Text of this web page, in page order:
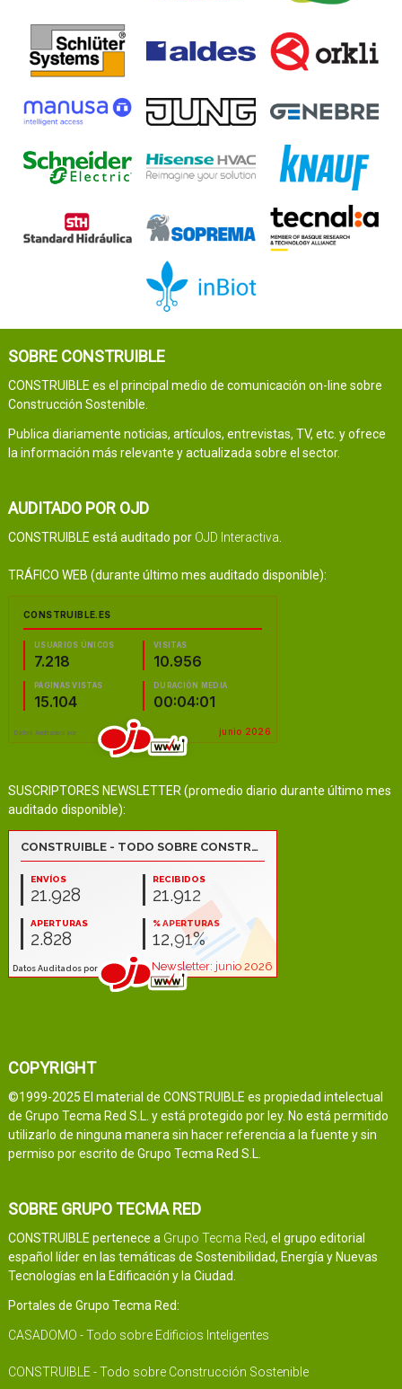
SOBRE CONSTRUIBLE
CONSTRUIBLE es el principal medio de comunicación on-line sobre
Construcción Sostenible.
Publica diariamente noticias, artículos, entrevistas, TV, etc. y ofrece
la información más relevante y actualizada sobre el sector.
AUDITADO POR OJD
CONSTRUIBLE está auditado por OJD Interactiva
TRÁFICO WEB (durante último mes auditado disponible):
SUSCRIPTORES NEWSLETTER (promedio diario durante último mes
auditado disponible):
COPYRIGHT
©1999-2025 El material de CONSTRUIBLE es propiedad intelectual
de Grupo Tecma Red S.L. y está protegido por ley. No está permitido
utilizarlo de ninguna manera sin hacer referencia a la fuente y sin
permiso por escrito de Grupo Tecma Red S.L.
SOBRE GRUPO TECMA RED
CONSTRUIBLE pertenece a Grupo Tecma Red, el grupo editorial
español líder en las temáticas de Sostenibilidad, Energía y Nuevas
Tecnologías en la Edificación y la Ciudad.
Portales de Grupo Tecma Red:
CASADOMO - Todo sobre Edificios Inteligentes
CONSTRUIBLE - Todo sobre Construcción Sostenible